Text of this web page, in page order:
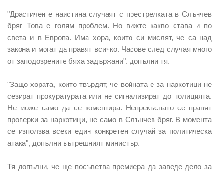
"Драстичен е наистина случаят с престрелката в Слънчев
бряг. Това е голям проблем. Но вижте какво става и по
света и в Европа. Има хора, които си мислят, че са над
закона и могат да правят всичко. Часове след случая много
от заподозрените бяха задържани", допълни тя.
"Защо хората, които твърдят, че войната е за наркотици не
сезират прокуратурата или не сигнализират до полицията.
Не може само да се коментира. Непрекъснато се правят
проверки за наркотици, не само в Слънчев бряг. В момента
се използва всеки един конкретен случай за политическа
атака", допълни вътрешният министър.
Тя допълни, че ще посъветва премиера да заведе дело за